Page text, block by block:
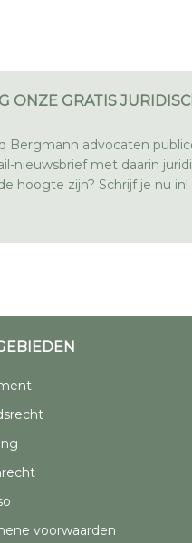
ONZE GRATIS
Bergmann advocaten
nieuwsbrief met daarin
hoogte zijn? Schrijf je nu in!
voorwaarden